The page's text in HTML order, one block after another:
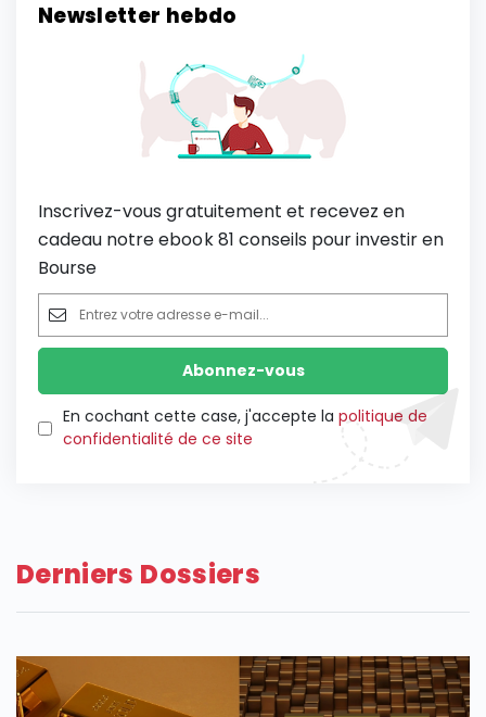
Newsletter hebdo
Inscrivez-vous gratuitement et recevez en
cadeau notre ebook 81 conseils pour investir en
Bourse
En cochant cette case, j'accepte la politique de
confidentialité de ce site
Derniers Dossiers